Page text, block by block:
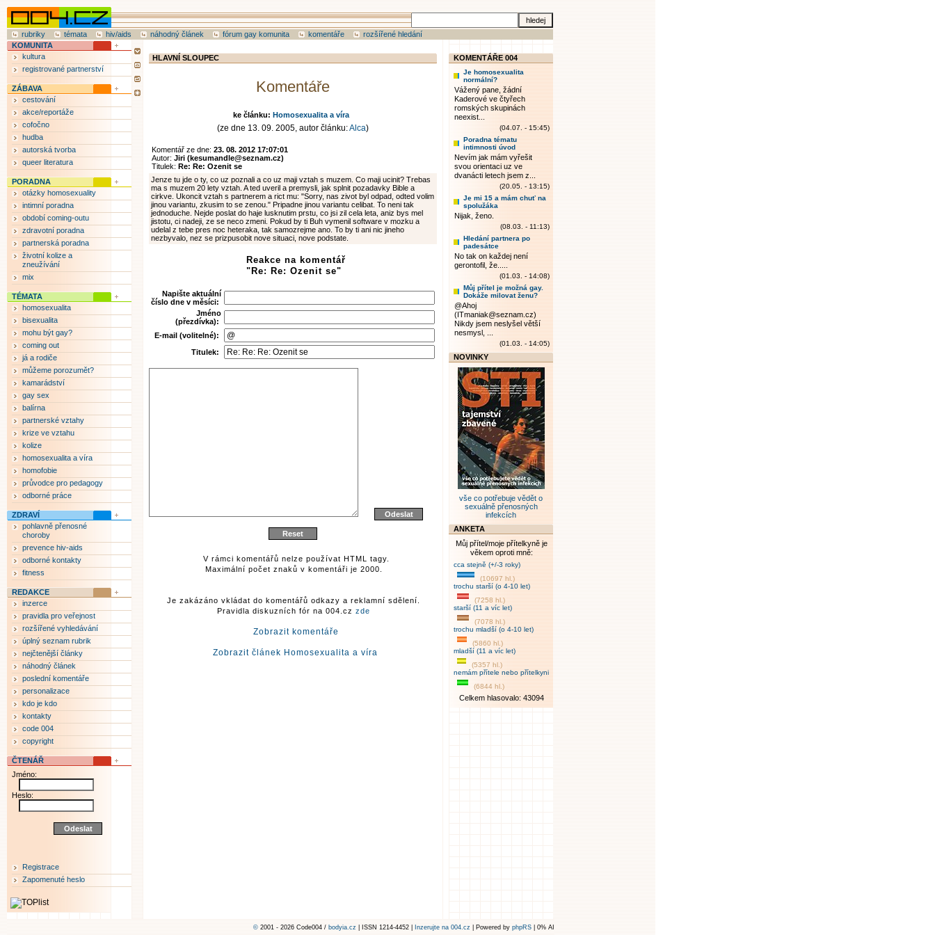
rubriky témata hiv/aids náhodný článek fórum gay komunita komentáře rozšířené hledání
HLAVNÍ SLOUPEC
Komentáře
ke článku: Homosexualita a víra
(ze dne 13. 09. 2005, autor článku:Alca)
Komentář ze dne: 23. 08. 2012 17:07:01
Autor: Jiri (kesumandle@seznam.cz)
Titulek: Re: Re: Ozenit se
Jenze tu jde o ty, co uz poznali a co uz maji vztah s muzem. Co maji ucinit? Trebas
ma s muzem 20 lety vztah. A ted uveril a premysli, jak splnit pozadavky Bible a
cirkve. Ukoncit vztah s partnerem a rict mu: "Sorry, nas zivot byl odpad, odted volim
jinou variantu, zkusim to se zenou." Pripadne jinou variantu celibat. To neni tak
jednoduche. Nejde poslat do haje lusknutim prstu, co jsi zil cela leta, aniz bys mel
jistotu, ci nadeji, ze se neco zmeni. Pokud by ti Buh vymenil software v mozku a
udelal z tebe pres noc heteraka, tak samozrejme ano. To by ti ani nic jineho
nezbyvalo, nez se prizpusobit nove situaci, nove podstate.
Reakce na komentář
"Re: Re: Ozenit se"
Napište aktuální
číslo dne v měsíci:
Jméno
(přezdívka):
E-mail (volitelné):
Titulek:
V rámci komentářů nelze používat HTML tagy.
Maximální počet znaků v komentáři je 2000.
Je zakázáno vkládat do komentářů odkazy a reklamní sdělení.
Pravidla diskuzních fór na 004.cz zde
Zobrazit komentáře
Zobrazit článek Homosexualita a víra
KOMUNITA
kultura
registrované partnerství
ZÁBAVA
cestování
akce/reportáže
cofočno
hudba
autorská tvorba
queer literatura
PORADNA
otázky homosexuality
intimní poradna
období coming-outu
zdravotní poradna
partnerská poradna
životní kolize a
zneužívání
mix
TÉMATA
homosexualita
bisexualita
mohu být gay?
coming out
já a rodiče
můžeme porozumět?
kamarádství
gay sex
balírna
partnerské vztahy
krize ve vztahu
kolize
homosexualita a víra
homofobie
průvodce pro pedagogy
odborné práce
ZDRAVÍ
pohlavně přenosné
choroby
prevence hiv-aids
odborné kontakty
fitness
REDAKCE
inzerce
pravidla pro veřejnost
rozšířené vyhledávání
úplný seznam rubrik
nejčtenější články
náhodný článek
poslední komentáře
personalizace
kdo je kdo
kontakty
code 004
copyright
ČTENÁŘ
Jméno:
Heslo:
Registrace
Zapomenuté heslo
KOMENTÁŘE 004
Je homosexualita
normální?
Vážený pane, žádní
Kaderové ve čtyřech
romských skupinách
neexist...
(04.07. - 15:45)
Poradna tématu
intimnosti úvod
Nevím jak mám vyřešit
svou orientaci uz ve
dvanácti letech jsem z...
(20.05. - 13:15)
Je mi 15 a mám chuť na
spolužáka
Nijak, ženo.
(08.03. - 11:13)
Hledání partnera po
padesátce
No tak on každej není
gerontofil, že.....
(01.03. - 14:08)
Můj přítel je možná gay.
Dokáže milovat ženu?
@Ahoj
(ITmaniak@seznam.cz)
Nikdy jsem neslyšel větší
nesmysl, ...
(01.03. - 14:05)
NOVINKY
vše co potřebuje vědět o
sexuálně přenosných
infekcích
ANKETA
Můj přítel/moje přítelkyně je
věkem oproti mně:
cca stejně (+/-3 roky)
(10697 hl.)
trochu starší (o 4-10 let)
(7258 hl.)
starší (11 a víc let)
(7078 hl.)
trochu mladší (o 4-10 let)
(5860 hl.)
mladší (11 a víc let)
(5357 hl.)
nemám přítele nebo přítelkyni
(6844 hl.)
Celkem hlasovalo: 43094
© 2001 - 2026 Code004 / bodyia.cz | ISSN 1214-4452 | Inzerujte na 004.cz | Powered by phpRS | 0% AI